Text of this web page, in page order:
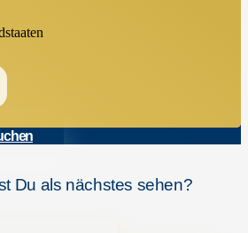
Du als nächstes sehen?